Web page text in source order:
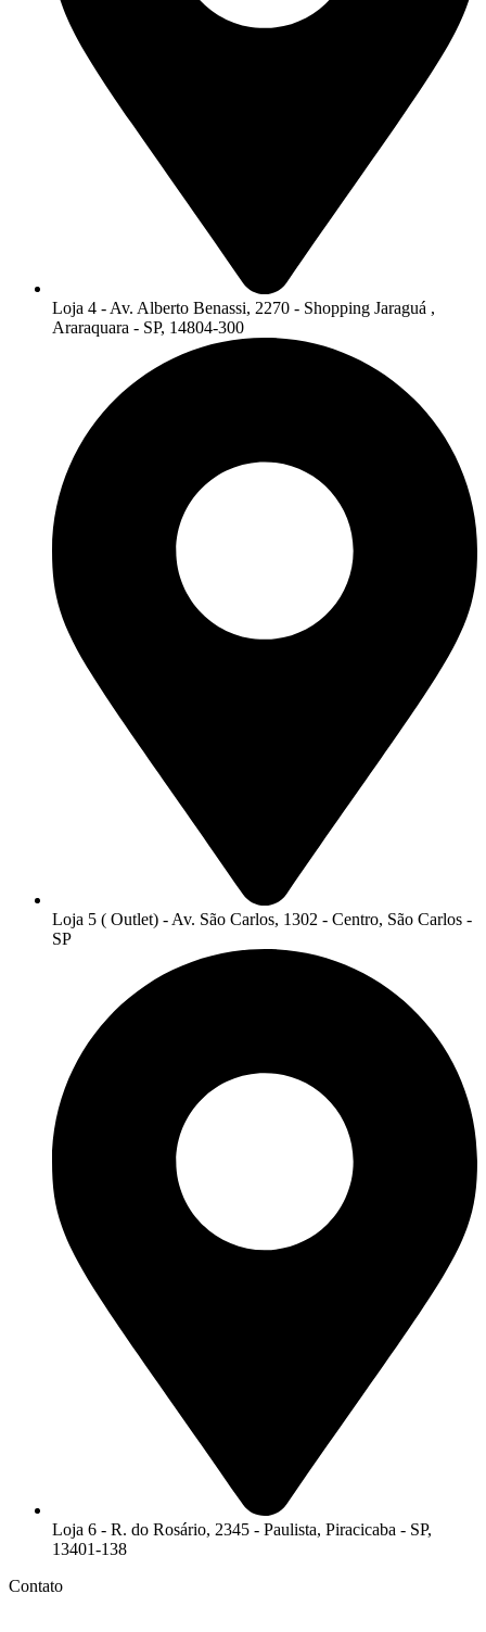
Loja 4 - Av. Alberto Benassi, 2270 - Shopping Jaraguá ,
Araraquara - SP, 14804-300
Loja 5 ( Outlet) - Av. São Carlos, 1302 - Centro, São Carlos -
SP
Loja 6 - R. do Rosário, 2345 - Paulista, Piracicaba - SP,
13401-138
Contato